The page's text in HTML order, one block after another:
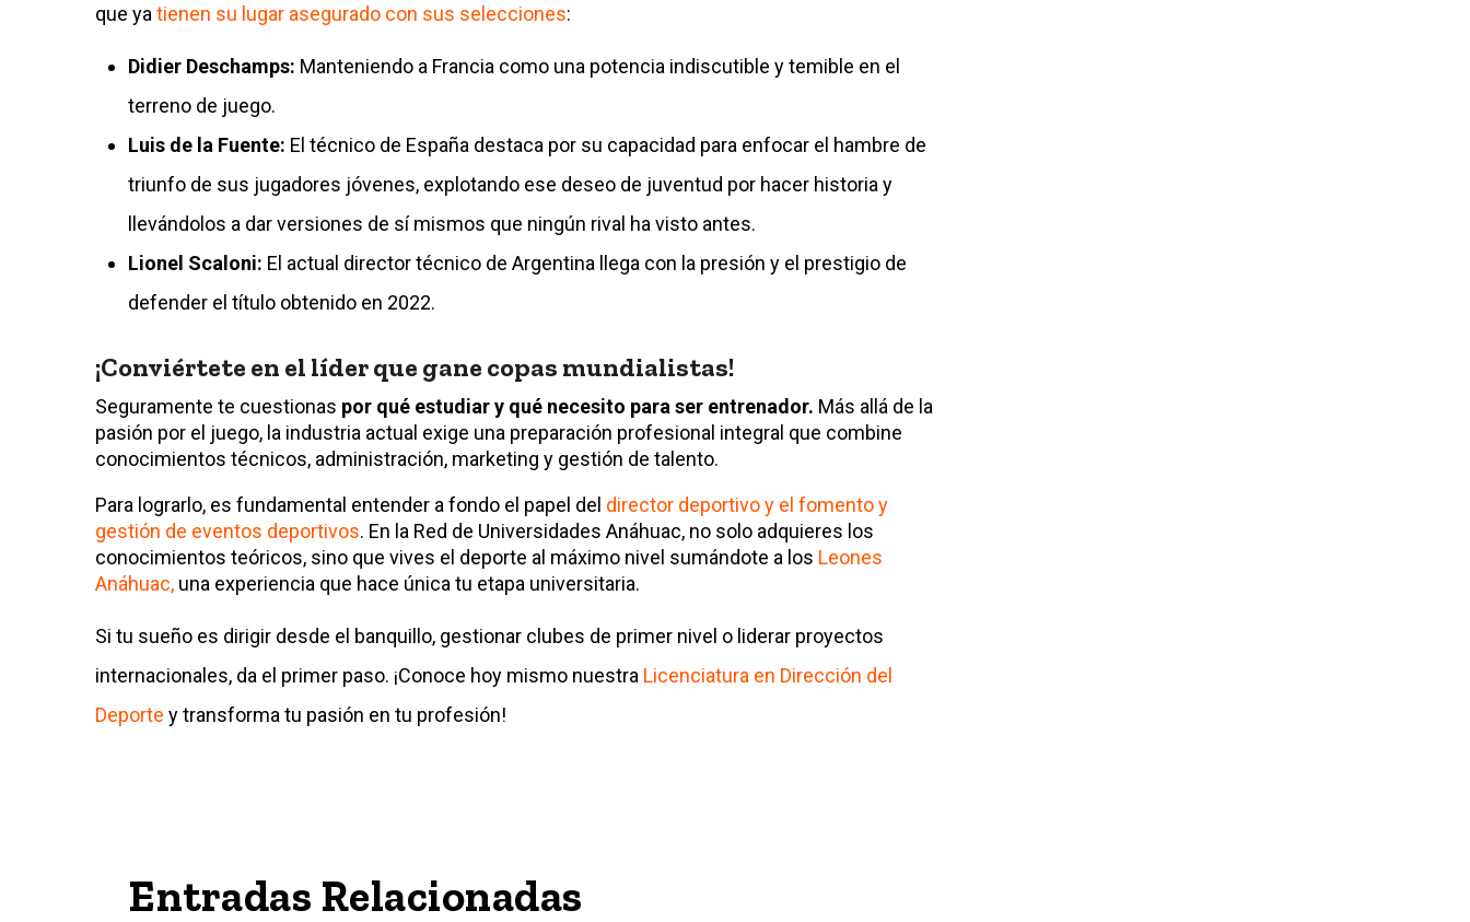
que ya tienen su lugar asegurado con sus selecciones:
Didier Deschamps: Manteniendo a Francia como una potencia indiscutible y temible en el
terreno de juego.
Luis de la Fuente: El técnico de España destaca por su capacidad para enfocar el hambre de
triunfo de sus jugadores jóvenes, explotando ese deseo de juventud por hacer historia y
llevándolos a dar versiones de sí mismos que ningún rival ha visto antes.
Lionel Scaloni: El actual director técnico de Argentina llega con la presión y el prestigio de
defender el título obtenido en 2022.
¡Conviértete en el líder que gane copas mundialistas!
Seguramente te cuestionas por qué estudiar y qué necesito para ser entrenador. Más allá de la
pasión por el juego, la industria actual exige una preparación profesional integral que combine
conocimientos técnicos, administración, marketing y gestión de talento.
Para lograrlo, es fundamental entender a fondo el papel del director deportivo y el fomento y
gestión de eventos deportivos. En la Red de Universidades Anáhuac, no solo adquieres los
conocimientos teóricos, sino que vives el deporte al máximo nivel sumándote a los Leones
Anáhuac, una experiencia que hace única tu etapa universitaria.
Si tu sueño es dirigir desde el banquillo, gestionar clubes de primer nivel o liderar proyectos
internacionales, da el primer paso. ¡Conoce hoy mismo nuestra Licenciatura en Dirección del
Deporte y transforma tu pasión en tu profesión!
Entradas Relacionadas